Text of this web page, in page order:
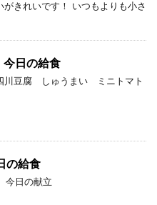
がきれいです！ いつもよりも小さ
今日の給食
豆腐 しゅうまい ミニトマト
の給食
今日の献立